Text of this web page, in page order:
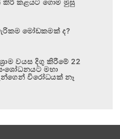
කිරි කළයට ගොම මුසු
මෝඩකමක් ද?
වයස දිගු කිරීමේ 22
මහා
විරෝධයක් නෑ